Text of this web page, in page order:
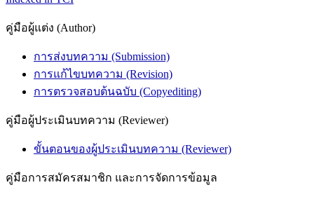
คู่มือผู้แต่ง (Author)
การส่งบทความ (Submission)
การแก้ไขบทความ (Revision)
การตรวจสอบต้นฉบับ (Copyediting)
คู่มือผู้ประเมินบทความ (Reviewer)
ขั้นตอนของผู้ประเมินบทความ (Reviewer)
คู่มือการสมัครสมาชิก และการจัดการข้อมูล